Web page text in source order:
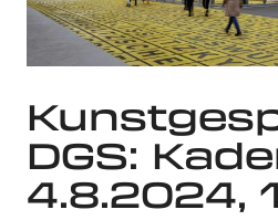
DGS:
4.8.2024,